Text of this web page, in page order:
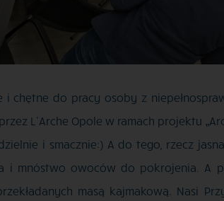
i chętne do pracy osoby z
L’Arche Opole w ramach projektu
i smacznie:) A do tego, rzecz
mnóstwo owoców do pokrojenia. A
masą kajmakową. Nasi